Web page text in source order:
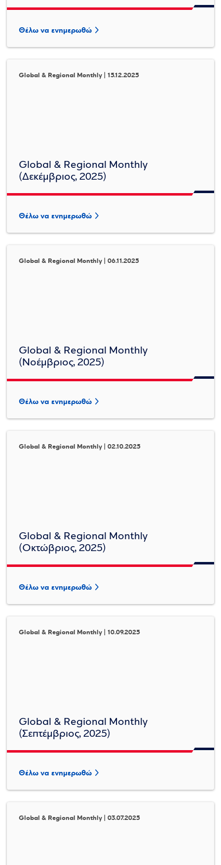
Θέλω να ενημερωθώ
Global & Regional Monthly | 15.12.2025
Global & Regional Monthly
(Δεκέμβριος, 2025)
Θέλω να ενημερωθώ
Global & Regional Monthly | 06.11.2025
Global & Regional Monthly
(Νοέμβριος, 2025)
Θέλω να ενημερωθώ
Global & Regional Monthly | 02.10.2025
Global & Regional Monthly
(Οκτώβριος, 2025)
Θέλω να ενημερωθώ
Global & Regional Monthly | 10.09.2025
Global & Regional Monthly
(Σεπτέμβριος, 2025)
Θέλω να ενημερωθώ
Global & Regional Monthly | 03.07.2025